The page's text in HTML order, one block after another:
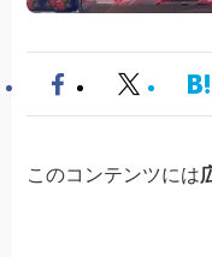
このコンテンツには